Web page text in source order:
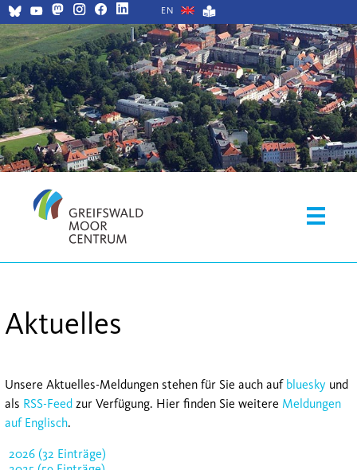
EN
Aktuelles
Unsere Aktuelles-Meldungen stehen für Sie auch auf bluesky und
als RSS-Feed zur Verfügung. Hier finden Sie weitere Meldungen
auf Englisch.
2026 (32 Einträge)